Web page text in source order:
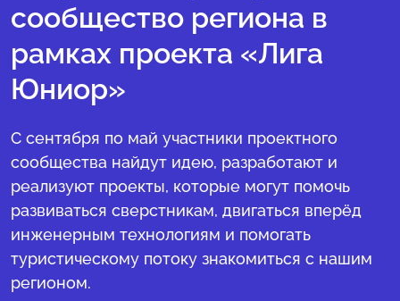
сообщество региона в
рамках проекта «Лига
Юниор»
С сентября по май участники проектного
сообщества найдут идею, разработают и
реализуют проекты, которые могут помочь
развиваться сверстникам, двигаться вперёд
инженерным технологиям и помогать
туристическому потоку знакомиться с нашим
регионом.